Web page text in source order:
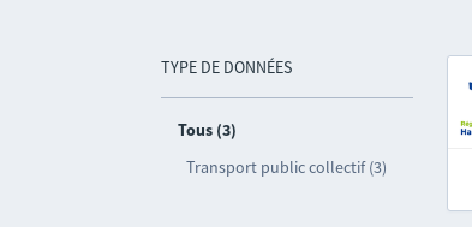
TYPE DE DONNÉES
Tous (3)
Transport public collectif (3)